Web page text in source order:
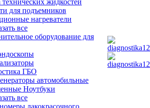
технических жидкостей
для подъемников
нагреватели
все
оборудование для
ГБО
автомобильные
Ноутбуки
все
лакокрасочного